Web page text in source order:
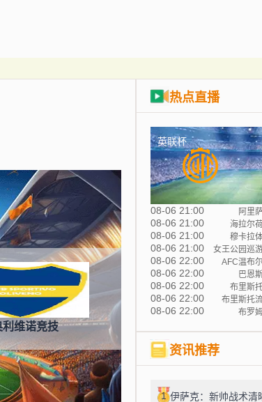
利维诺竞技
热点直播
英联杯
08-06 21:00 阿里
08-06 21:00 海拉尔
08-06 21:00 穆卡拉
08-06 21:00 女王公园巡
08-06 22:00 AFC温布
08-06 22:00 巴恩
08-06 22:00 布里斯
08-06 22:00 布里斯托
08-06 22:00 布罗
资讯推荐
1